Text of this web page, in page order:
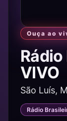
Ouça ao
VIVO
São Luís,
Rádio